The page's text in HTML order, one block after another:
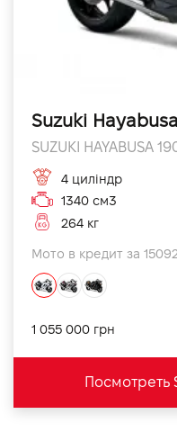
Suzuki
SUZUKI HAYABUSA
4 циліндр
1340 см3
264 кг
Мото в кредит за
1 055 000 грн
Посмотреть